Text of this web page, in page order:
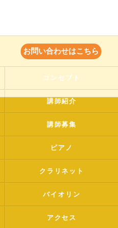
お問い合わせはこちら
コンセプト
講師紹介
講師募集
ピアノ
クラリネット
バイオリン
アクセス